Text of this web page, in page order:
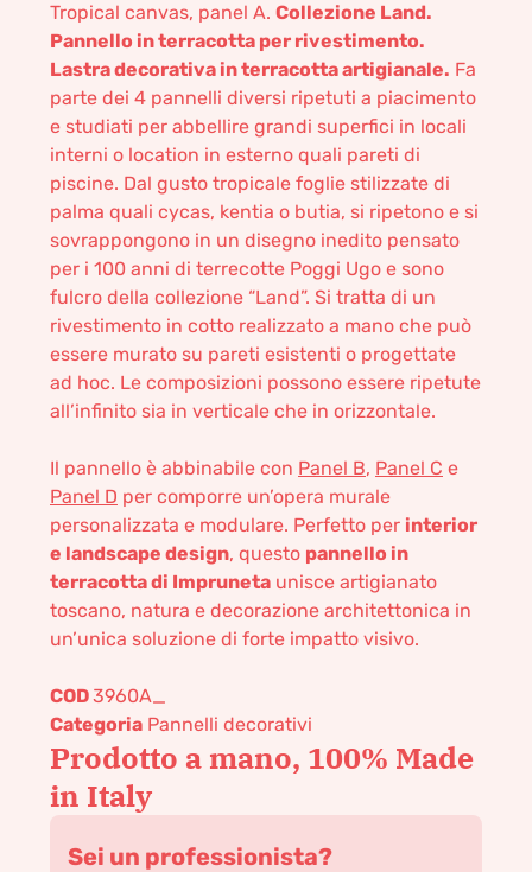
Tropical canvas, panel A. Collezione Land.
Pannello in terracotta per rivestimento.
Lastra decorativa in terracotta artigianale. Fa
parte dei 4 pannelli diversi ripetuti a piacimento
e studiati per abbellire grandi superfici in locali
interni o location in esterno quali pareti di
piscine. Dal gusto tropicale foglie stilizzate di
palma quali cycas, kentia o butia, si ripetono e si
sovrappongono in un disegno inedito pensato
per i 100 anni di terrecotte Poggi Ugo e sono
fulcro della collezione “Land”. Si tratta di un
rivestimento in cotto realizzato a mano che può
essere murato su pareti esistenti o progettate
ad hoc. Le composizioni possono essere ripetute
all’infinito sia in verticale che in orizzontale.
Il pannello è abbinabile con Panel B, Panel C e
Panel D per comporre un’opera murale
personalizzata e modulare. Perfetto per interior
e landscape design, questo pannello in
terracotta di Impruneta unisce artigianato
toscano, natura e decorazione architettonica in
un’unica soluzione di forte impatto visivo.
COD3960A_
Categoria Pannelli decorativi
Prodotto a mano, 100% Made
in Italy
Sei un professionista?